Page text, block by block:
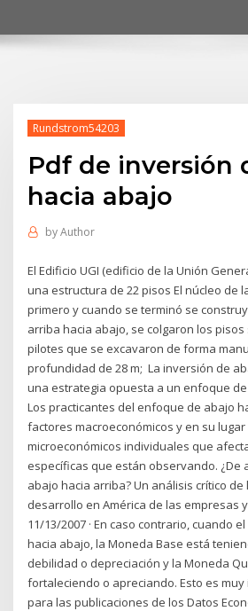
Rundstrom54203
Pdf de inversión
hacia abajo
byAuthor
El Edificio UGI (edificio de la Unión
una estructura de 22 pisos El núcleo de
primero y cuando se terminó se
arriba hacia abajo, se colgaron los
pilotes que se excavaron de forma
profundidad de 28 m; La inversión de
una estrategia opuesta a un enfoque
Los practicantes del enfoque de abajo
factores macroeconómicos y en su
microeconómicos individuales que
específicas que están observando. ¿De
abajo hacia arriba? Un análisis crítico
desarrollo en América de las empresas
11/13/2007 · En caso contrario, cuando
hacia abajo, la Moneda Base está
debilidad o depreciación y la Moneda
fortaleciendo o apreciando. Esto es
para las publicaciones de los Datos